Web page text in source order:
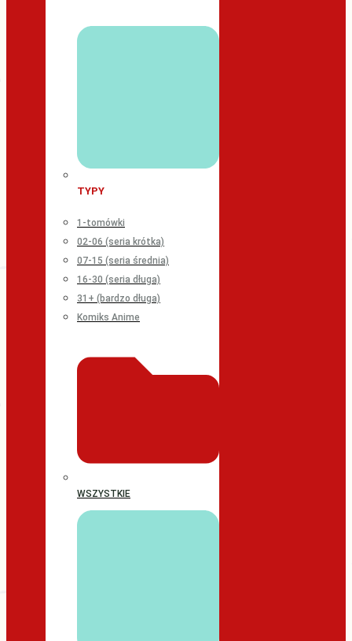
TYPY
1-tomówki
02-06 (seria krótka)
07-15 (seria średnia)
16-30 (seria długa)
31+ (bardzo długa)
Komiks Anime
WSZYSTKIE